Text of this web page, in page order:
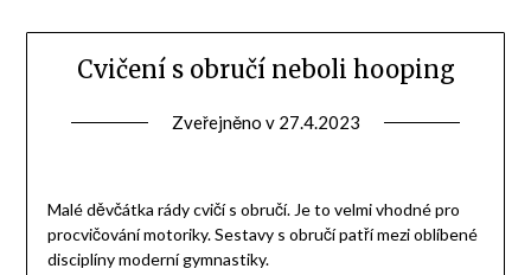
Cvičení s obručí neboli hooping
Zveřejněno v 27.4.2023
Malé děvčátka rády cvičí s obručí. Je to velmi vhodné pro
procvičování motoriky. Sestavy s obručí patří mezi oblíbené
disciplíny moderní gymnastiky.